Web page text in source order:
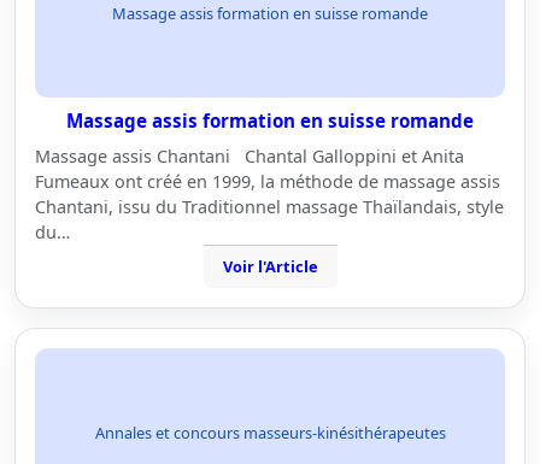
Massage assis formation en suisse romande
Massage assis formation en suisse romande
Massage assis Chantani Chantal Galloppini et Anita
Fumeaux ont créé en 1999, la méthode de massage assis
Chantani, issu du Traditionnel massage Thaïlandais, style
du…
Voir l'Article
Annales et concours masseurs-kinésithérapeutes